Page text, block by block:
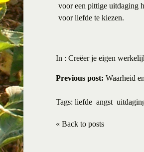
voor een pittige uitdaging
voor liefde te kiezen.
In : Creëer je eigen
Previous post: Waarheid
Tags: liefde angst
« Back to posts